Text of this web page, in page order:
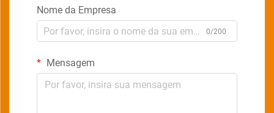
Nome da Empresa
0/200
Mensagem